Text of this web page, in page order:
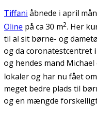
Tiffani åbnede i april
Oline på ca 30 m2. Her
til al sit børne- og
og da coronatestcentret
og hendes mand
lokaler og har nu fået
meget bedre plads til
og en mængde